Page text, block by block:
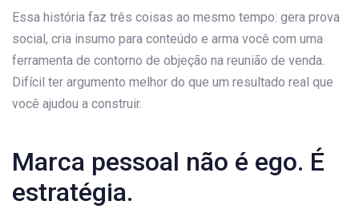
Essa história faz três coisas ao mesmo tempo: gera prova
social, cria insumo para conteúdo e arma você com uma
ferramenta de contorno de objeção na reunião de venda.
Difícil ter argumento melhor do que um resultado real que
você ajudou a construir.
Marca pessoal não é ego. É
estratégia.